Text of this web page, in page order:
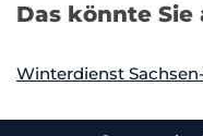
Das könnte
Winterdienst